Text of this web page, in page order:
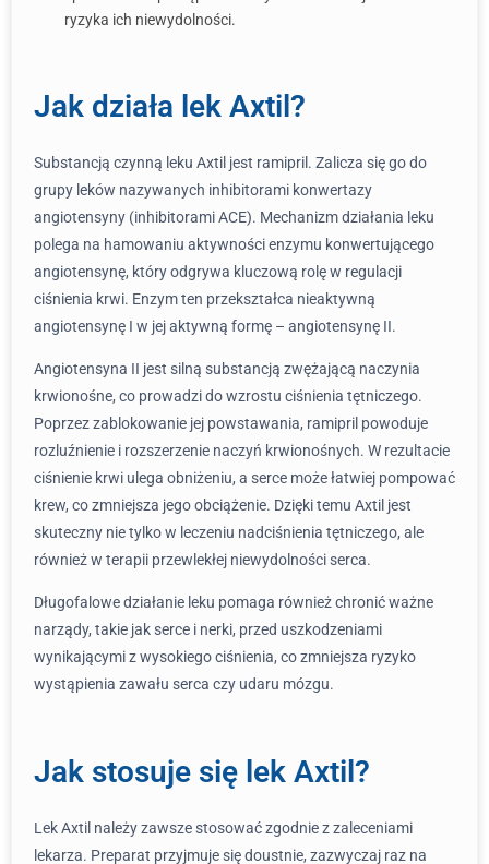
ryzyka ich niewydolności.
Jak działa lek Axtil?
Substancją czynną leku Axtil jest ramipril. Zalicza się go do
grupy leków nazywanych inhibitorami konwertazy
angiotensyny (inhibitorami ACE). Mechanizm działania leku
polega na hamowaniu aktywności enzymu konwertującego
angiotensynę, który odgrywa kluczową rolę w regulacji
ciśnienia krwi. Enzym ten przekształca nieaktywną
angiotensynę I w jej aktywną formę – angiotensynę II.
Angiotensyna II jest silną substancją zwężającą naczynia
krwionośne, co prowadzi do wzrostu ciśnienia tętniczego.
Poprzez zablokowanie jej powstawania, ramipril powoduje
rozluźnienie i rozszerzenie naczyń krwionośnych. W rezultacie
ciśnienie krwi ulega obniżeniu, a serce może łatwiej pompować
krew, co zmniejsza jego obciążenie. Dzięki temu Axtil jest
skuteczny nie tylko w leczeniu nadciśnienia tętniczego, ale
również w terapii przewlekłej niewydolności serca.
Długofalowe działanie leku pomaga również chronić ważne
narządy, takie jak serce i nerki, przed uszkodzeniami
wynikającymi z wysokiego ciśnienia, co zmniejsza ryzyko
wystąpienia zawału serca czy udaru mózgu.
Jak stosuje się lek Axtil?
Lek Axtil należy zawsze stosować zgodnie z zaleceniami
lekarza. Preparat przyjmuje się doustnie, zazwyczaj raz na